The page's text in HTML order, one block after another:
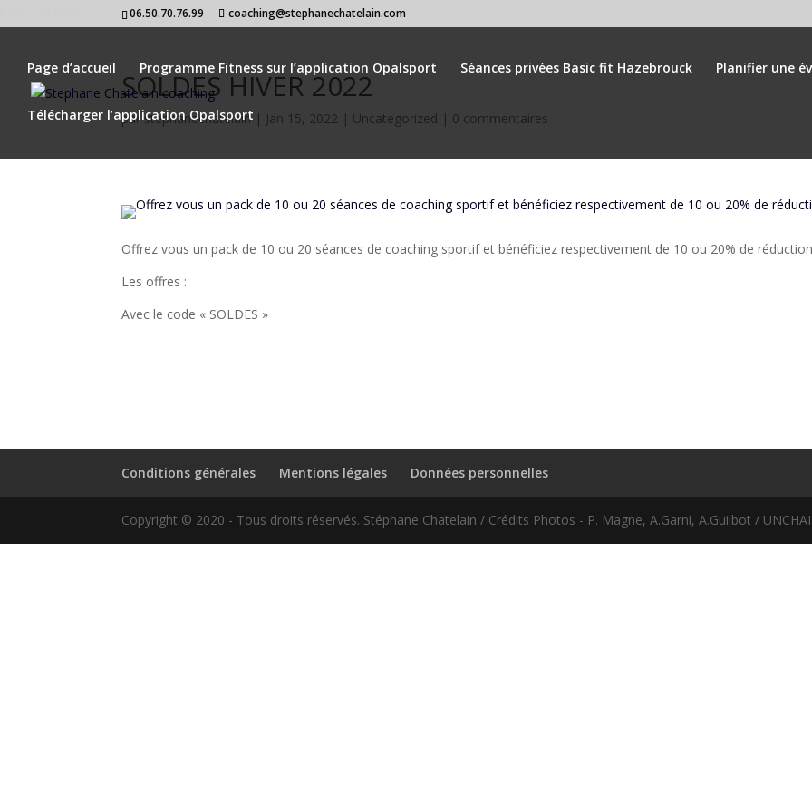
06.50.70.76.99 coaching@stephanechatelain.com
Page d’accueil Programme Fitness sur l’application Opalsport Séances privées Basic fit Hazebrouck Planifier une
Télécharger l’application Opalsport
SOLDES HIVER 2022
parstephanechatelain| Jan 15, 2022 | Uncategorized | 0 commentaires
Offrez vous un pack de 10 ou 20 séances de coaching sportif et bénéficiez respectivement de 10 ou 20% de
Les offres :
Avec le code « SOLDES »
Conditions générales Mentions légales Données personnelles
Copyright © 2020 - Tous droits réservés. Stéphane Chatelain / Crédits Photos - P. Magne, A.Garni, A.Guilbot /